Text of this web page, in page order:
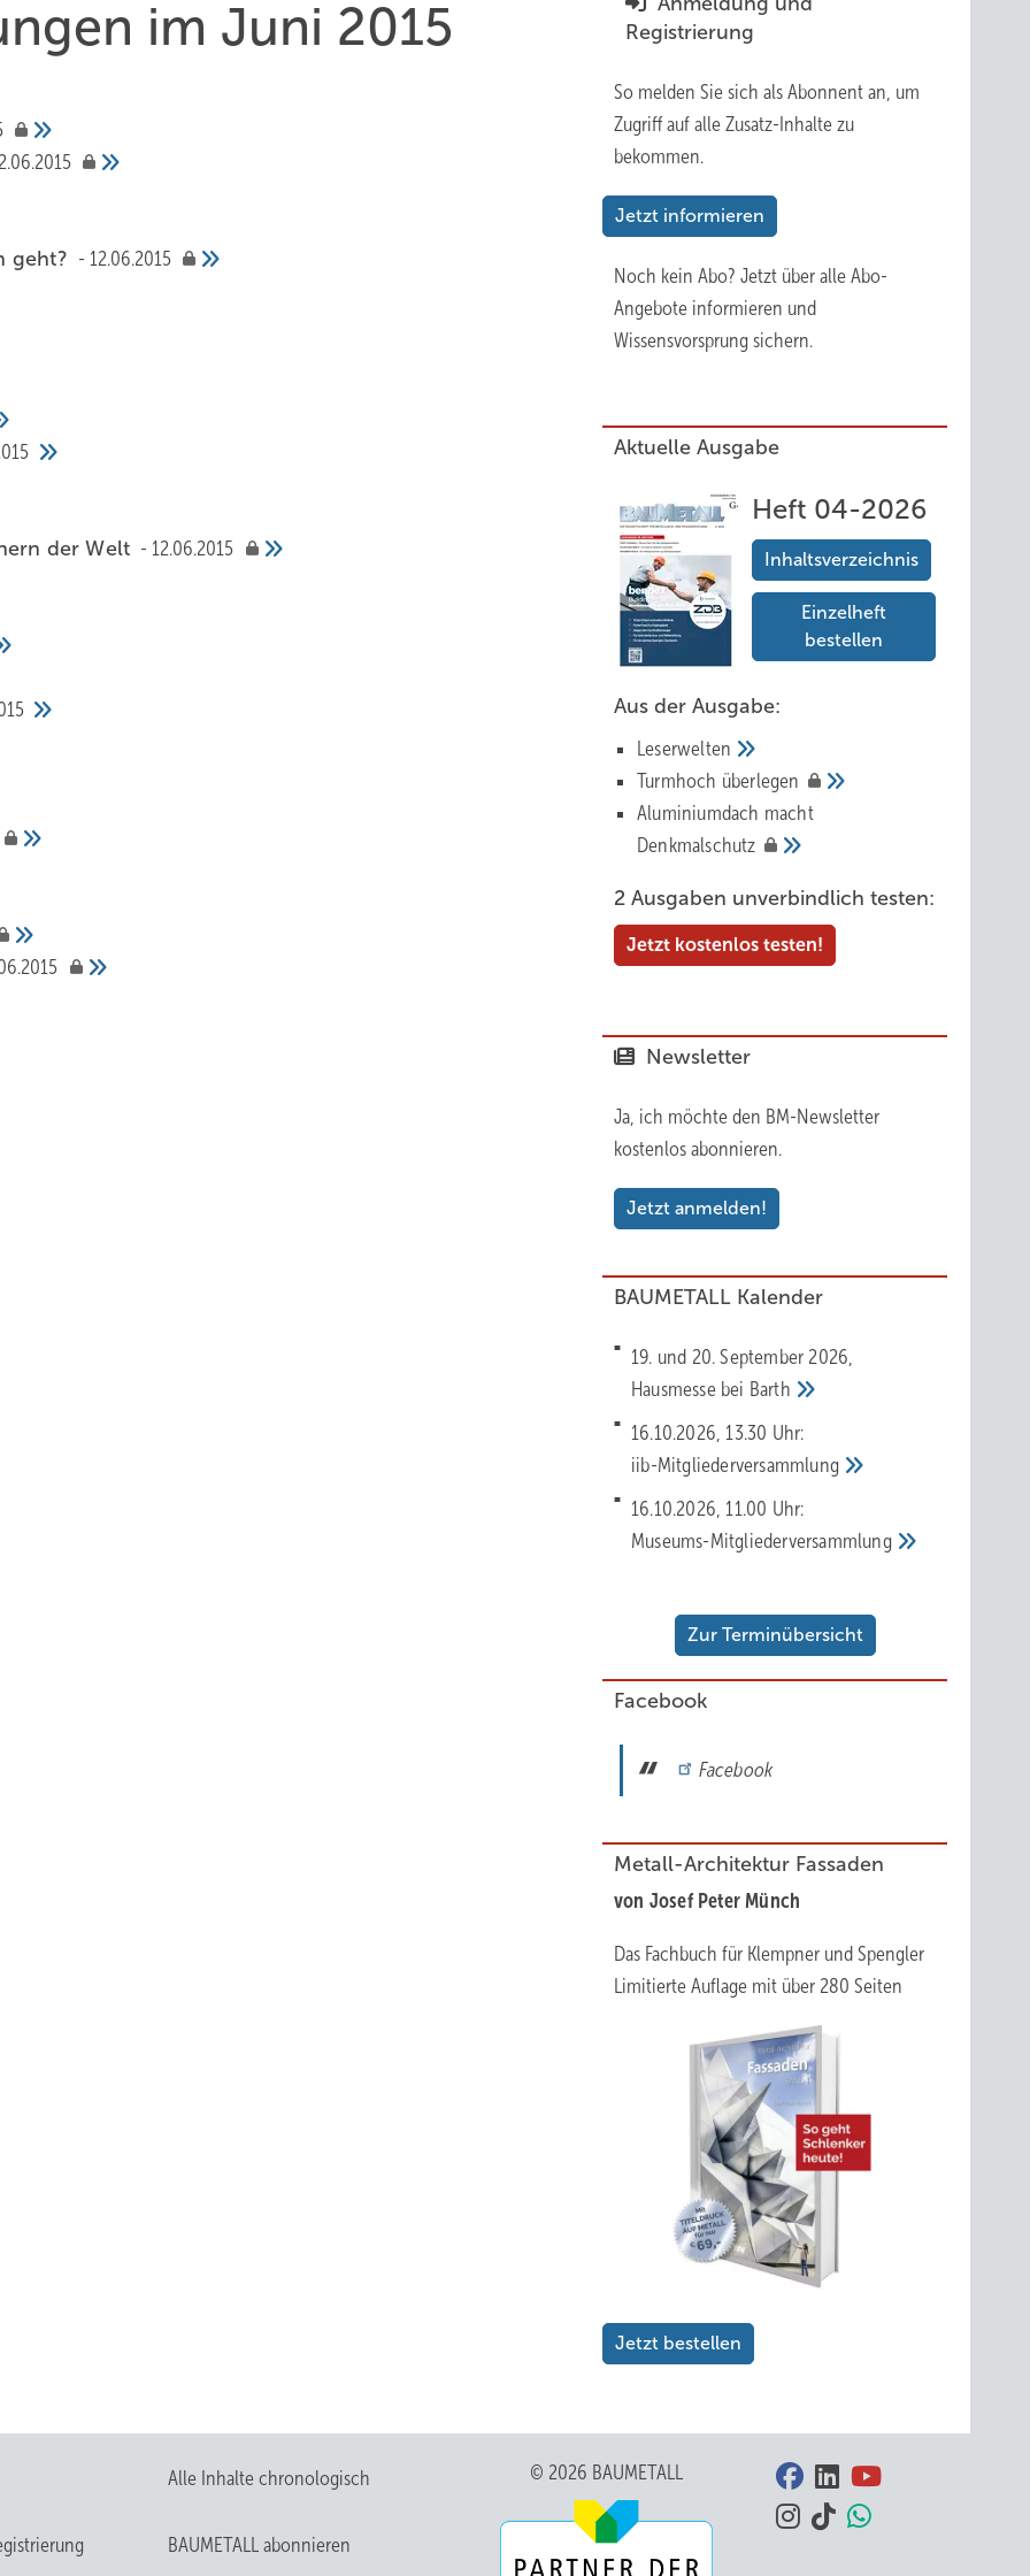
im Juni 2015
geht?
12.06.2015
der Welt
12.06.2015
Registrierung
So melden Sie sich als Abonnent an, um
Zugriff auf alle Zusatz-Inhalte zu
bekommen.
Jetzt informieren
Noch kein Abo? Jetzt über alle Abo-
Angebote informieren und
Wissensvorsprung sichern.
Aktuelle Ausgabe
Heft 04-2026
Inhaltsverzeichnis
Einzelheft
bestellen
Aus der Ausgabe:
Leserwelten
Tur mhoch überlegen
Aluminiumdach macht
Denkmalschutz
2 Ausgaben unverbindlich testen:
Jetzt kostenlos testen!
Newsletter
Ja, ich möchte den BM-Newsletter
kostenlos abonnieren.
Jetzt anmelden!
BAUMETALL Kalender
19. und 20. September 2026,
Hausmesse bei Barth
16.10.2026, 13.30 Uhr:
iib-Mitgliederversammlung
16.10.2026, 11.00 Uhr:
Museums-Mitgliederversammlung
Zur Terminübersicht
Facebook
Facebook
Metall-Architektur Fassaden
von Josef Peter Münch
Das Fachbuch für Klempner und Spengler
Limitierte Auflage mit über 280 Seiten
Jetzt bestellen
Alle Inhalte chronologisch
BAUMETALL abonnieren
© 2026 BAUMETALL